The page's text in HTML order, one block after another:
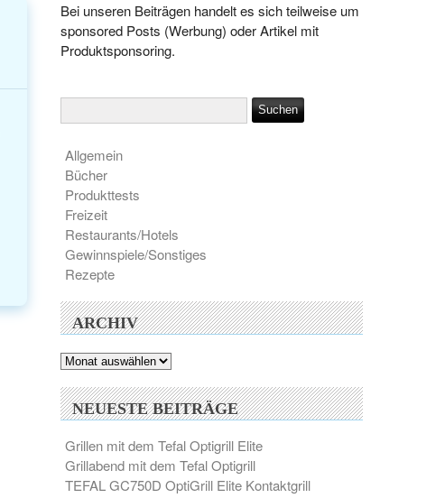
Bei unseren Beiträgen handelt es sich teilweise um
sponsored Posts (Werbung) oder Artikel mit
Produktsponsoring.
Allgemein
Bücher
Produkttests
Freizeit
Restaurants/Hotels
Gewinnspiele/Sonstiges
Rezepte
ARCHIV
Archiv
NEUESTE BEITRÄGE
Grillen mit dem Tefal Optigrill Elite
Grillabend mit dem Tefal Optigrill
TEFAL GC750D OptiGrill Elite Kontaktgrill